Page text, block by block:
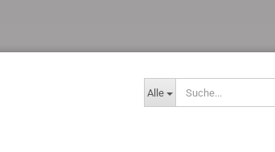
Alle